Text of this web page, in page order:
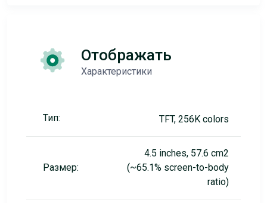
Отображать
Характеристики
Тип: TFT, 256K colors
Размер:
4.5 inches, 57.6 cm2
(~65.1% screen-to-body
ratio)